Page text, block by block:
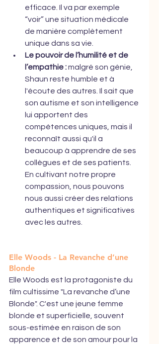
efficace. Il va par exemple
“voir” une situation médicale
de manière complètement
unique dans sa vie.
Le pouvoir de l’humilité et de
l’empathie : malgré son génie,
Shaun reste humble et à
l'écoute des autres. Il sait que
son autisme et son intelligence
lui apportent des
compétences uniques, mais il
reconnaît aussi qu'il a
beaucoup à apprendre de ses
collègues et de ses patients.
En cultivant notre propre
compassion, nous pouvons
nous aussi créer des relations
authentiques et significatives
avec les autres.
Elle Woods - La Revanche d’une
Blonde
Elle Woods est la protagoniste du
film cultissime "La revanche d’une
Blonde". C'est une jeune femme
blonde et superficielle, souvent
sous-estimée en raison de son
apparence et de son amour pour la